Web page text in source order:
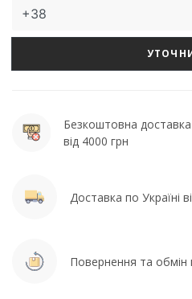
Безкоштовна
від 4000 грн
Доставка по Україні
Повернення та обмін